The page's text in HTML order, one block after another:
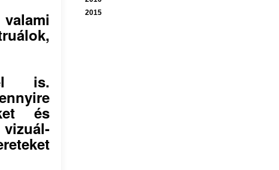
is.
és
2015